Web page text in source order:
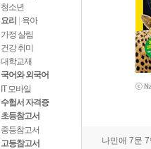
청소년
요리
육아
가정 살림
건강 취미
대학교재
국어와 외국어
IT 모바일
수험서 자격증
초등참고서
중등참고서
고등참고서
나민애 7문